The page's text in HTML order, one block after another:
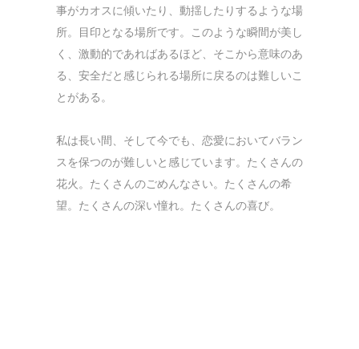
事がカオスに傾いたり、動揺したりするような場
所。目印となる場所です。このような瞬間が美し
く、激動的であればあるほど、そこから意味のあ
る、安全だと感じられる場所に戻るのは難しいこ
とがある。
私は長い間、そして今でも、恋愛においてバラン
スを保つのが難しいと感じています。たくさんの
花火。たくさんのごめんなさい。たくさんの希
望。たくさんの深い憧れ。たくさんの喜び。